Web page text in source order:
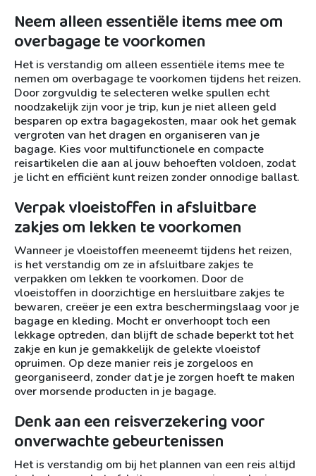
Neem alleen essentiële items mee om
overbagage te voorkomen
Het is verstandig om alleen essentiële items mee te
nemen om overbagage te voorkomen tijdens het reizen.
Door zorgvuldig te selecteren welke spullen echt
noodzakelijk zijn voor je trip, kun je niet alleen geld
besparen op extra bagagekosten, maar ook het gemak
vergroten van het dragen en organiseren van je
bagage. Kies voor multifunctionele en compacte
reisartikelen die aan al jouw behoeften voldoen, zodat
je licht en efficiënt kunt reizen zonder onnodige ballast.
Verpak vloeistoffen in afsluitbare
zakjes om lekken te voorkomen
Wanneer je vloeistoffen meeneemt tijdens het reizen,
is het verstandig om ze in afsluitbare zakjes te
verpakken om lekken te voorkomen. Door de
vloeistoffen in doorzichtige en hersluitbare zakjes te
bewaren, creëer je een extra beschermingslaag voor je
bagage en kleding. Mocht er onverhoopt toch een
lekkage optreden, dan blijft de schade beperkt tot het
zakje en kun je gemakkelijk de gelekte vloeistof
opruimen. Op deze manier reis je zorgeloos en
georganiseerd, zonder dat je je zorgen hoeft te maken
over morsende producten in je bagage.
Denk aan een reisverzekering voor
onverwachte gebeurtenissen
Het is verstandig om bij het plannen van een reis altijd